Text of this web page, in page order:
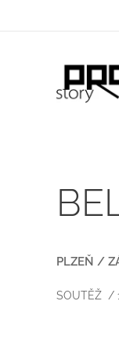
PLZEŇ /
SOUTĚŽ /